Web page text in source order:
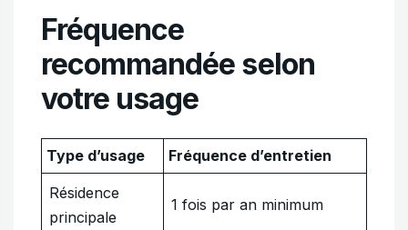
Fréquence
recommandée selon
votre usage
Type d’usage Fréquence d’entretien
Résidence
principale
1 fois par an minimum